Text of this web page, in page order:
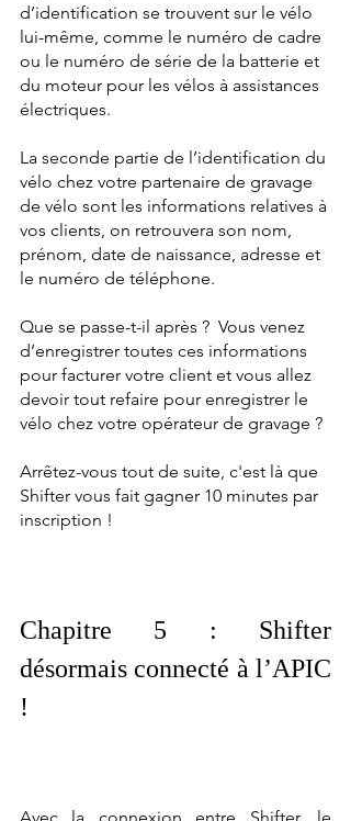
d’identification se trouvent sur le vélo
lui-même, comme le numéro de cadre
ou le numéro de série de la batterie et
du moteur pour les vélos à assistances
électriques.
La seconde partie de l’identification du
vélo chez votre partenaire de gravage
de vélo sont les informations relatives à
vos clients, on retrouvera son nom,
prénom, date de naissance, adresse et
le numéro de téléphone.
Que se passe-t-il après ?  Vous venez
d’enregistrer toutes ces informations
pour facturer votre client et vous allez
devoir tout refaire pour enregistrer le
vélo chez votre opérateur de gravage ?
Arrêtez-vous tout de suite, c'est là que
Shifter vous fait gagner 10 minutes par
inscription !
Chapitre 5 : Shifter
désormais connecté à l’APIC
!
Avec la connexion entre Shifter, le